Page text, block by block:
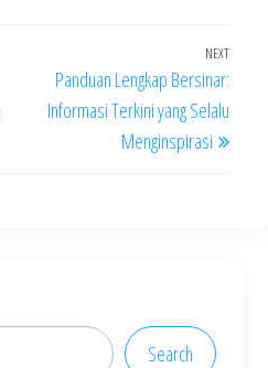
Next
NEXT
Panduan Lengkap Bersinar:
Informasi Terkini yang Selalu
Menginspirasi
Search